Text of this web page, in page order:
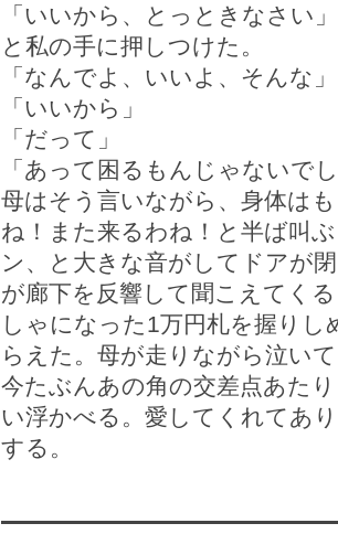
「いいから、とっときなさい」
と私の手に押しつけた。
「なんでよ、いいよ、そんな」
「いいから」
「だって」
「あって困るもんじゃないで
母はそう言いながら、身体は
ね！また来るわね！と半ば叫
ン、と大きな音がしてドアが
が廊下を反響して聞こえてく
しゃになった1万円札を握り
らえた。母が走りながら泣い
今たぶんあの角の交差点あた
い浮かべる。愛してくれてあ
する。